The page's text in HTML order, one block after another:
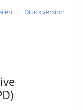
| Druckversion